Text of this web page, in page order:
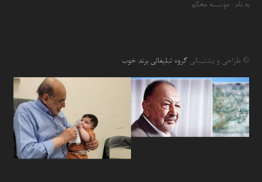
به نام : موسسه محکم
© طراحی و پشتیبانیگروه تبلیغاتی برند خوب